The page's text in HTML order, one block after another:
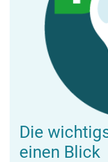
Die
einen Blick